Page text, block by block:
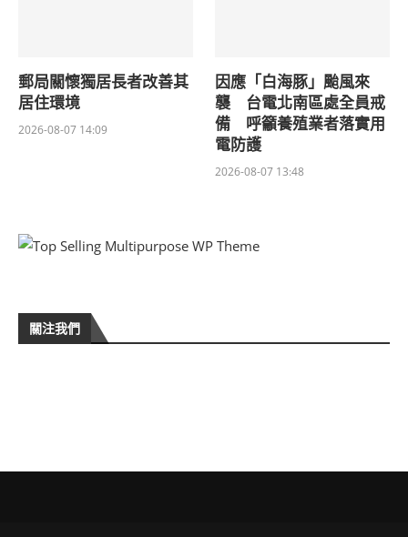
郵局關懷獨居長者改善其
居住環境
2026-08-07 14:09
因應「白海豚」颱風來
襲 台電北南區處全員戒
備 呼籲養殖業者落實用
電防護
2026-08-07 13:48
關注我們